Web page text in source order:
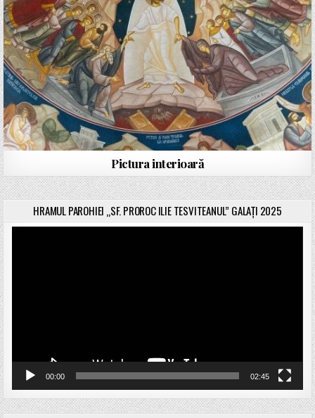
Pictura interioară
HRAMUL PAROHIEI „SF. PROROC ILIE TESVITEANUL” GALAȚI 2025
00:00 02:45